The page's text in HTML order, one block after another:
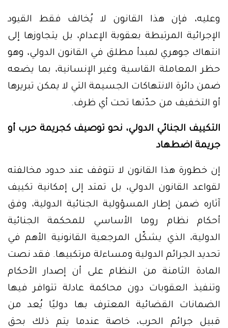
وعليه، فإن هذا القانون لا يُخالف فقط القيود
الإجرائية المرتبطة بعقوبة الإعدام، بل يتجاوزها إلى
انتهاك جوهري لمبدأ مطلق في القانون الدولي، وهو
حظر المعاملة القاسية وغير الإنسانية، بما يضعه
ضمن دائرة الانتهاكات الجسيمة التي لا يمكن تبريرها
أو التخفيف من حدّتها تحت أي ظرف.
التكييف الجنائي الدولي، نحو توصيف كجريمة حرب أو
جريمة اضطهاد
إن خطورة هذا القانون لا تتوقف عند حدود مخالفته
لقواعد القانون الدولي، بل تمتد إلى إمكانية تكييف
آثاره ضمن إطار المسؤولية الجنائية الدولية، وفق
أحكام نظام روما الأساسي للمحكمة الجنائية
الدولية، الذي يشكّل المرجعية القانونية الأهم في
تحديد الجرائم الدولية ومساءلة مرتكبيها. فقد نصت
المادة الثامنة من النظام على أن إصدار الأحكام
وتنفيذ العقوبات دون محاكمة عادلة تتوافر فيها
الضمانات القضائية المعترف بها دوليًا يُعد من
قبيل جرائم الحرب، خاصة عندما يتم ذلك بحق